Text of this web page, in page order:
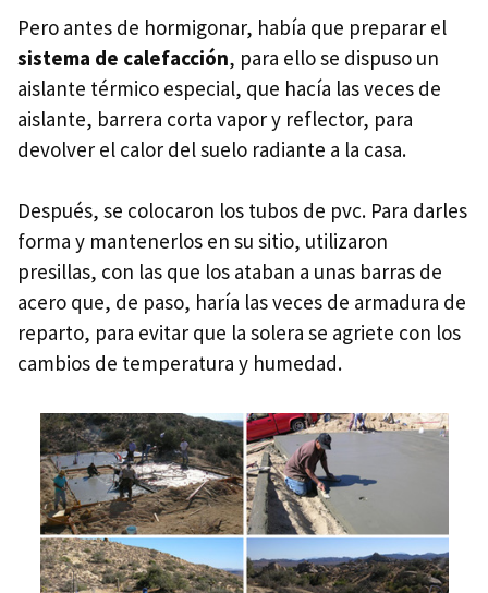
Pero antes de hormigonar, había que preparar el
sistema de calefacción, para ello se dispuso un
aislante térmico especial, que hacía las veces de
aislante, barrera corta vapor y reflector, para
devolver el calor del suelo radiante a la casa.
Después, se colocaron los tubos de pvc. Para darles
forma y mantenerlos en su sitio, utilizaron
presillas, con las que los ataban a unas barras de
acero que, de paso, haría las veces de armadura de
reparto, para evitar que la solera se agriete con los
cambios de temperatura y humedad.